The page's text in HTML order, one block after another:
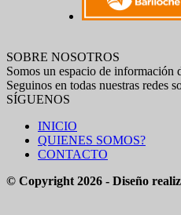
SOBRE NOSOTROS
Somos un espacio de
Seguinos en todas nuestras redes
SÍGUENOS
INICIO
QUIENES SOMOS?
CONTACTO
© Copyright 2026 - Diseño